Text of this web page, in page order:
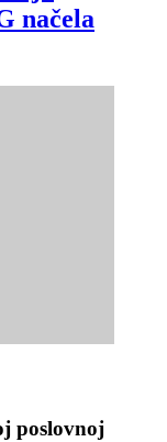
načela
poslovnoj